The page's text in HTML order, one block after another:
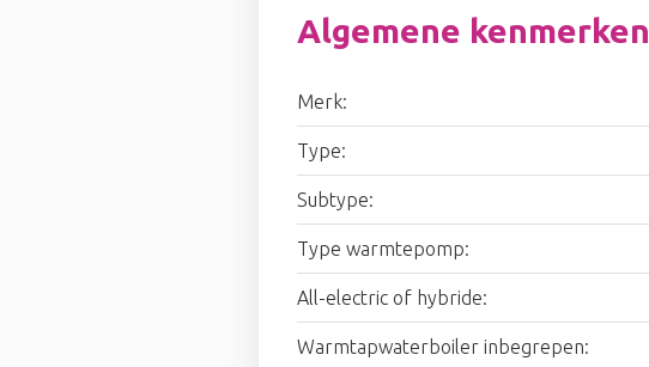
Algemene kenmerken
Merk:
Type:
Subtype:
Type warmtepomp:
All-electric of hybride:
Warmtapwaterboiler inbegrepen: